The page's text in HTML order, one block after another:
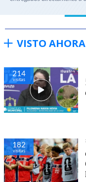
VISTO AHORA
214
visitas
182
visitas